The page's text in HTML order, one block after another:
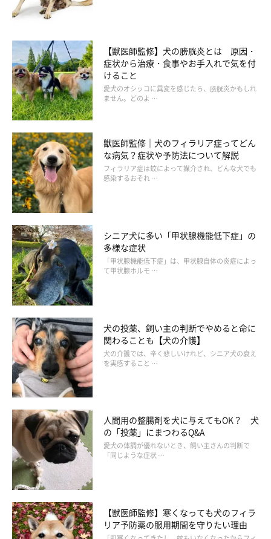
【獣医師監修】犬の膀胱炎とは 原因・
症状から治療・食事やお手入れで気を付
けること
愛犬のオシッコに異変を感じたら、膀胱炎かもしれ
ません。どのよ …
獣医師監修｜犬のフィラリア症ってどん
な病気？症状や予防法について解説
フィラリア症は蚊によって媒介され、どんな犬でも
感染するおそれ …
シニア犬に多い「甲状腺機能低下症」の
多様な症状
「甲状腺機能低下症」は、甲状腺自体の炎症によっ
て甲状腺ホルモ …
犬の投薬、飼い主の判断でやめると命に
関わることも【犬の介護】
犬の介護では、辛く悲しいけれど、シニア犬の衰え
を実感すること …
人間用の整腸剤を犬に与えてもOK？ 犬
の「投薬」にまつわるQ&A
愛犬の体調が優れないとき、飼い主さんの判断で
「同じような症状 …
【獣医師監修】寒くなっても犬のフィラ
リア予防薬の服用期間を守りたい理由